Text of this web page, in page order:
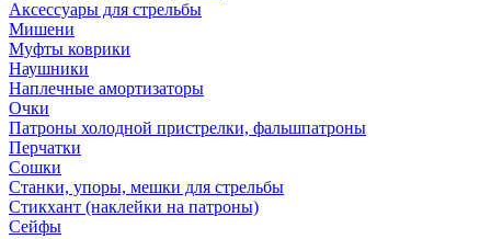
Аксессуары для стрельбы
Мишени
Муфты коврики
Наушники
Наплечные амортизаторы
Очки
Патроны холодной пристрелки, фальшпатроны
Перчатки
Сошки
Станки, упоры, мешки для стрельбы
Стикхант (наклейки на патроны)
Сейфы